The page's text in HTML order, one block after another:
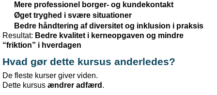
Mere professionel borger- og kundekontakt
Øget tryghed i svære situationer
Bedre håndtering af diversitet og inklusion i praksis
Resultat: Bedre kvalitet i kerneopgaven og mindre
“friktion” i hverdagen
Hvad gør dette kursus anderledes?
De fleste kurser giver viden.
Dette kursus ændrer adfærd .